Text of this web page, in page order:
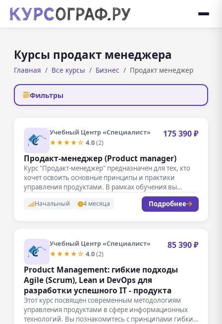
Курсы продакт менеджера
Главная Все курсы Бизнес Продакт менеджер
Фильтры
Учебный Центр «Специалист»
★★★★☆ 4.0(2)
175 390 ₽
Продакт-менеджер (Product manager)
Курс "Продакт-менеджер" предназначен для тех, кто
хочет освоить основные принципы и практики
управления продуктами. В рамках обучения вы…
Начальный 4 месяца Подробнее
Учебный Центр «Специалист»
★★★★☆ 4.0(2)
85 390 ₽
Product Managemеnt: гибкие подходы
Agile (Scrum), Lean и DevOps для
разработки успешного IT - продукта
Этот курс посвящен современным методологиям
управления продуктами в сфере информационных
технологий. Вы познакомитесь с принципами гибких